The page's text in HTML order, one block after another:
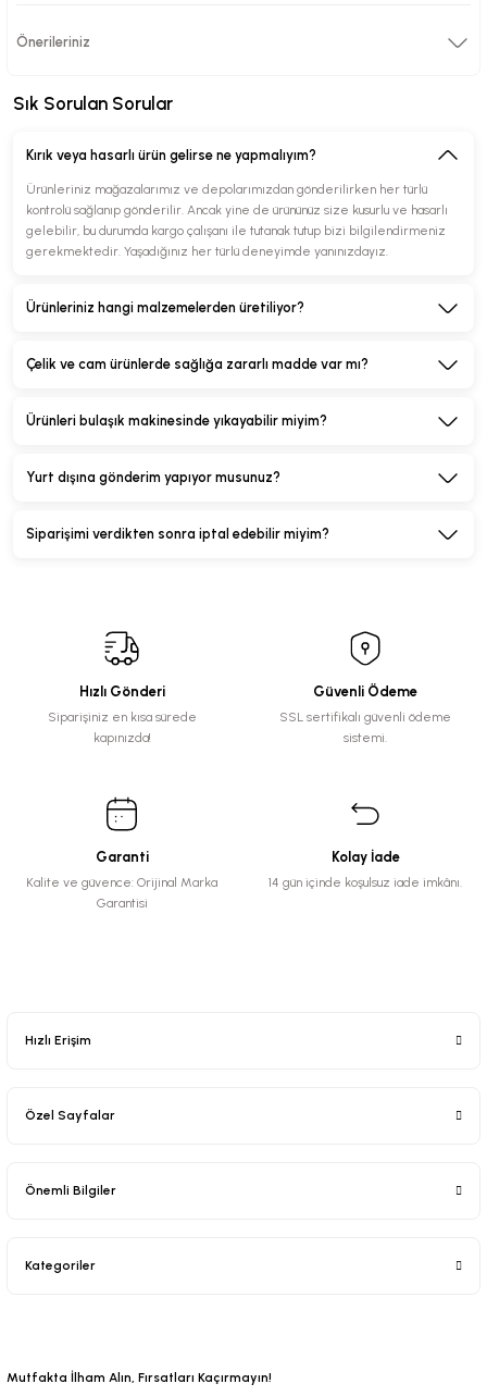
Önerileriniz
Sık Sorulan Sorular
Kırık veya hasarlı ürün gelirse ne yapmalıyım?
Ürünleriniz mağazalarımız ve depolarımızdan gönderilirken her türlü
kontrolü sağlanıp gönderilir. Ancak yine de ürününüz size kusurlu ve hasarlı
gelebilir, bu durumda kargo çalışanı ile tutanak tutup bizi bilgilendirmeniz
gerekmektedir. Yaşadığınız her türlü deneyimde yanınızdayız.
Ürünleriniz hangi malzemelerden üretiliyor?
Çelik ve cam ürünlerde sağlığa zararlı madde var mı?
Ürünleri bulaşık makinesinde yıkayabilir miyim?
Yurt dışına gönderim yapıyor musunuz?
Siparişimi verdikten sonra iptal edebilir miyim?
Hızlı Gönderi
Siparişiniz en kısa sürede
kapınızda!
Güvenli Ödeme
SSL sertifikalı güvenli ödeme
sistemi.
Garanti
Kalite ve güvence: Orijinal Marka
Garantisi
Kolay İade
14 gün içinde koşulsuz iade imkânı.
Hızlı Erişim
Özel Sayfalar
Önemli Bilgiler
Kategoriler
Mutfakta İlham Alın, Fırsatları Kaçırmayın!